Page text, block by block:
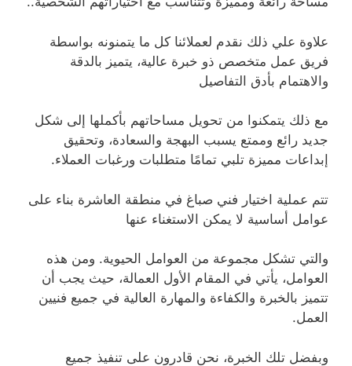
علاوة علي ذلك نقدم لعملائنا كل ما يتمنونه بواسطة
فريق عمل متخصص ذو خبرة عالية، يتميز بالدقة
والاهتمام بأدق التفاصيل
مع ذلك يتمكنوا من تحويل مساحاتهم بأكملها إلى شكل
جديد رائع وممتع يسبب البهجة والسعادة، وتحقيق
إبداعات مميزة تلبي تمامًا متطلبات ورغبات العملاء.
تتم عملية اختيار فني صباغ في منطقة العاشرة بناء على
عوامل أساسية لا يمكن الاستغناء عنها
والتي تشكل مجموعة من العوامل الحيوية. ومن هذه
العوامل، يأتي في المقام الأول العمالة، حيث يجب أن
تتميز بالخبرة والكفاءة والمهارة العالية في جميع فنيين
العمل.
وبفضل تلك الخبرة، نحن قادرون على تنفيذ جميع